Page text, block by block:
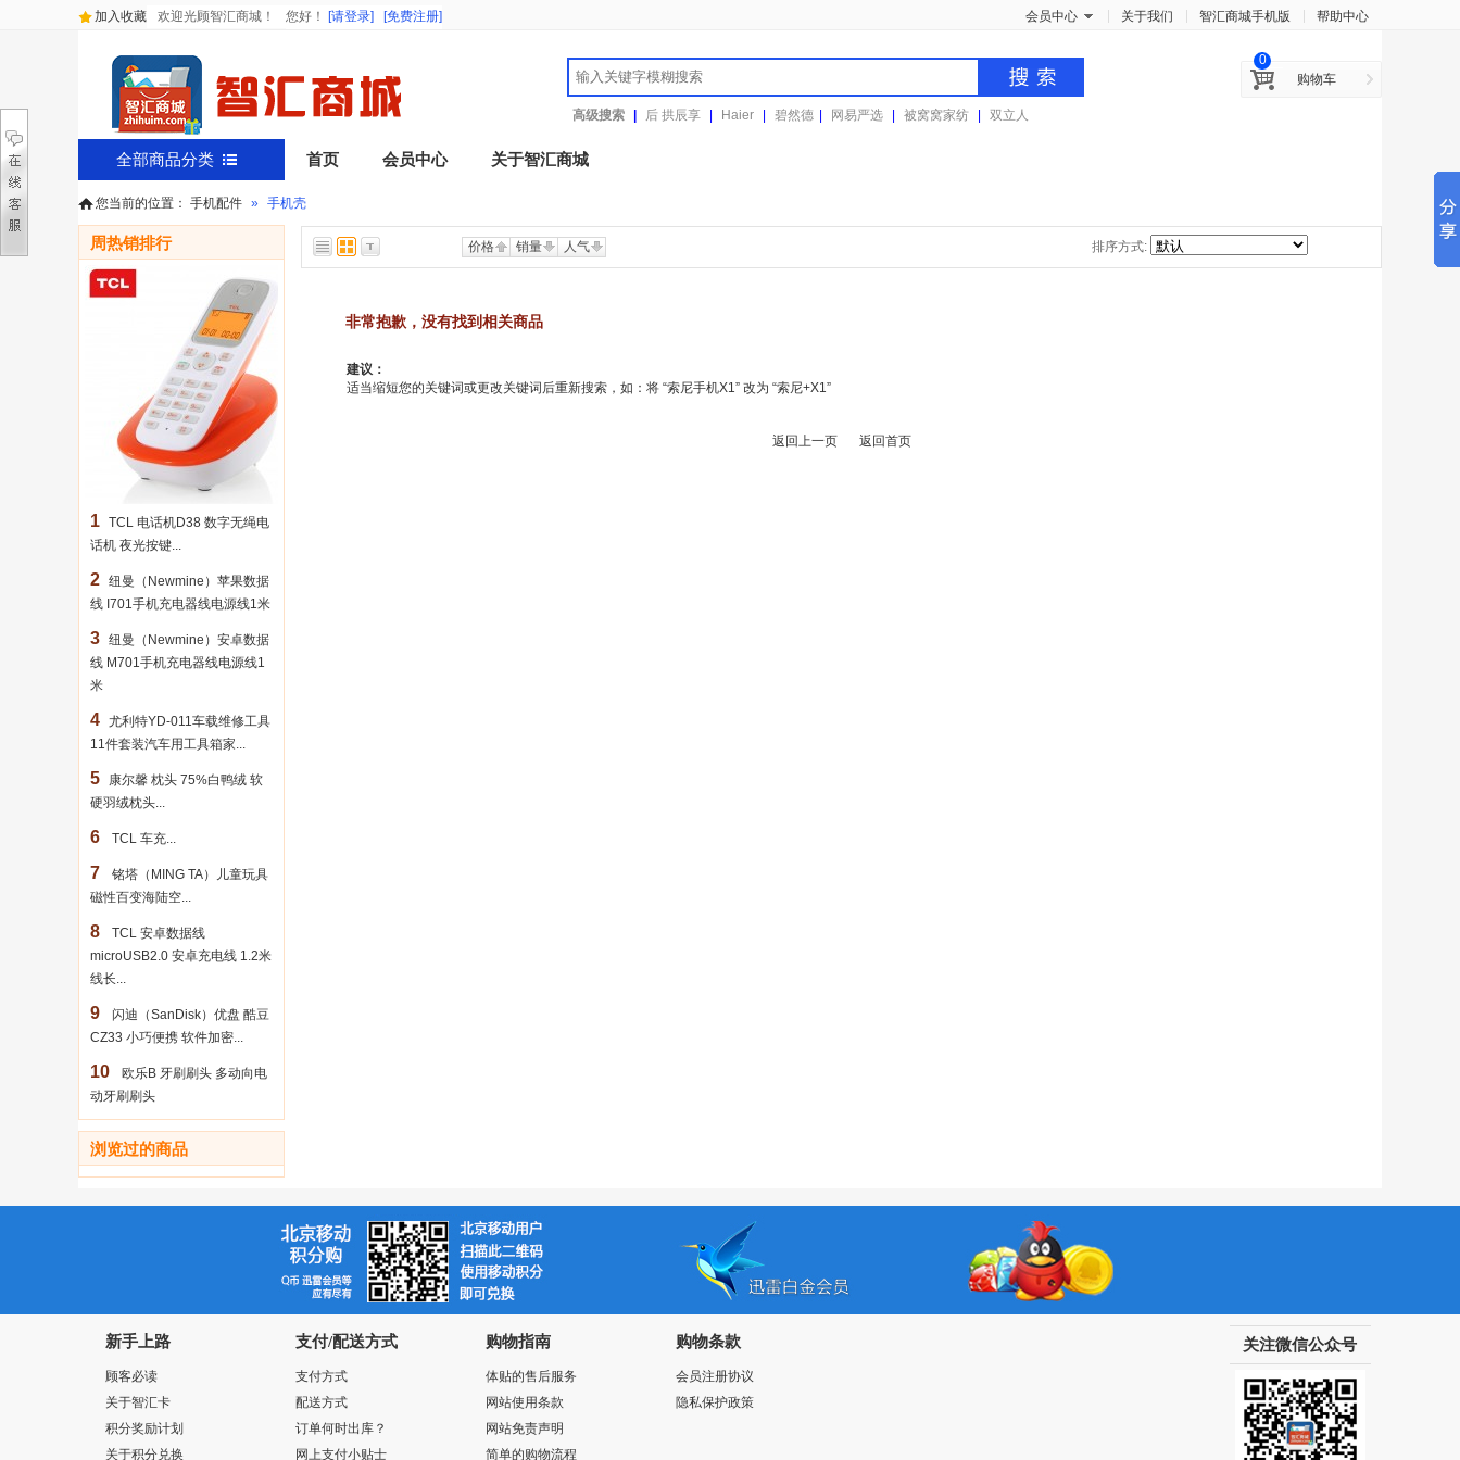
加入收藏 欢迎光顾智汇商城！ 您好 ！ [请登录] [免费注册] 关于我们 智汇商城手机版 帮助中心
会员中心
高级搜索 后 拱辰享 Haier 碧然德 网易严选 被窝窝家纺 双立人
购物车
0
首页 会员中心 关于智汇商城
全部商品分类
您当前的位置： 手机配件 » 手机壳
价格 销量 人气 排序方式:
非常抱歉，没有找到相关商品
建议：
适当缩短您的关键词或更改关键词后重新搜索，如：将 “索尼手机X1” 改为 “索尼+X1”
返回上一页 返回首页
周热销排行
1 TCL 电话机D38 数字无绳电
话机 夜光按键...
2 纽曼（Newmine）苹果数据
线 I701手机充电器线电源线1米
3 纽曼（Newmine）安卓数据
线 M701手机充电器线电源线1
米
4 尤利特YD-011车载维修工具
11件套装汽车用工具箱家...
5
康尔馨 枕头 75%白鸭绒 软
硬羽绒枕头...
6 TCL 车充...
7
铭塔（MING TA）儿童玩具
磁性百变海陆空...
8
TCL 安卓数据线
microUSB2.0 安卓充电线 1.2米
线长...
9
闪迪（SanDisk）优盘 酷豆
CZ33 小巧便携 软件加密...
10
欧乐B 牙刷刷头 多动向电
动牙刷刷头
浏览过的商品
新手上路
顾客必读
关于智汇卡
积分奖励计划
关于积分兑换
支付/配送方式
支付方式
配送方式
订单何时出库？
网上支付小贴士
购物指南
体贴的售后服务
网站使用条款
网站免责声明
简单的购物流程
购物条款
会员注册协议
隐私保护政策
关注微信公众号